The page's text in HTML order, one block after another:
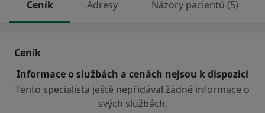
Ceník Adresy Názory pacientů (5)
Ceník
Informace o službách a cenách nejsou k dispozici
Tento specialista ještě nepřidával žádné informace o
svých službách.